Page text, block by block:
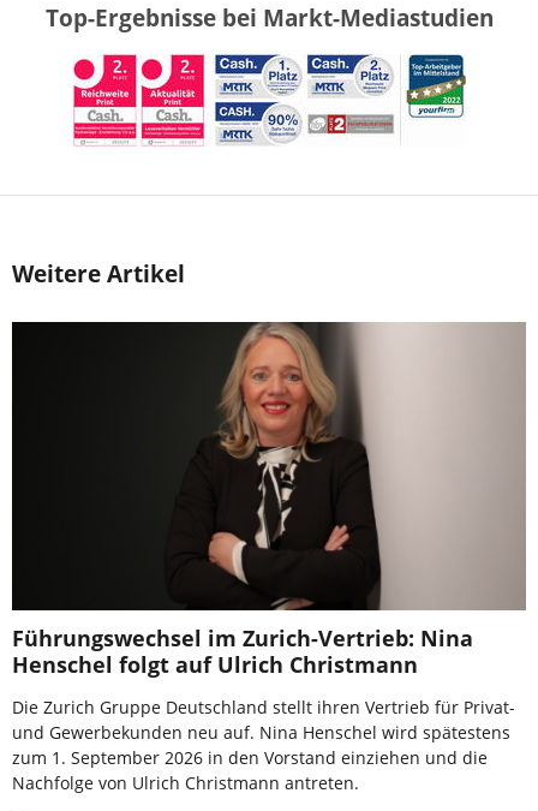
Top-Ergebnisse bei Markt-Mediastudien
Weitere Artikel
Führungswechsel im Zurich-Vertrieb: Nina
Henschel folgt auf Ulrich Christmann
Die Zurich Gruppe Deutschland stellt ihren Vertrieb für Privat-
und Gewerbekunden neu auf. Nina Henschel wird spätestens
zum 1. September 2026 in den Vorstand einziehen und die
Nachfolge von Ulrich Christmann antreten.